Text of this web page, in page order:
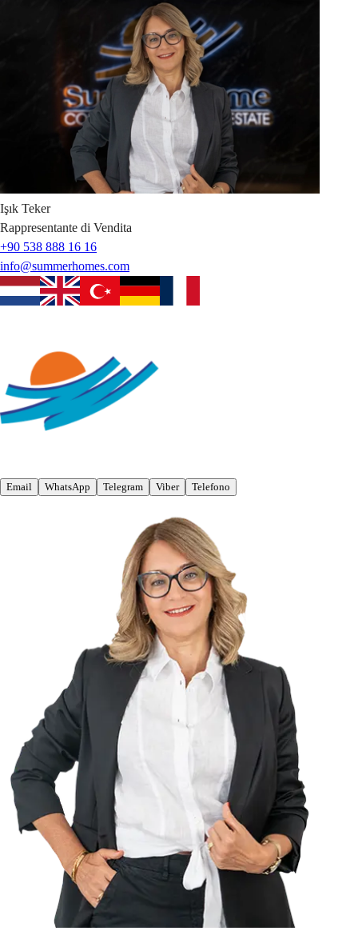
Işık Teker
Rappresentante di Vendita
+90 538 888 16 16
info@summerhomes.com
Email WhatsApp Telegram Viber Telefono